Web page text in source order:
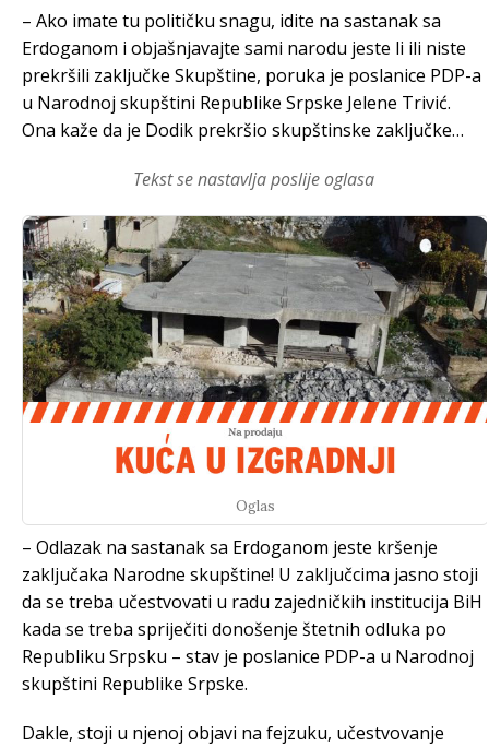
– Ako imate tu političku snagu, idite na sastanak sa
Erdoganom i objašnjavajte sami narodu jeste li ili niste
prekršili zaključke Skupštine, poruka je poslanice PDP-a
u Narodnoj skupštini Republike Srpske Jelene Trivić.
Ona kaže da je Dodik prekršio skupštinske zaključke…
Tekst se nastavlja poslije oglasa
Oglas
– Odlazak na sastanak sa Erdoganom jeste kršenje
zaključaka Narodne skupštine! U zaključcima jasno stoji
da se treba učestvovati u radu zajedničkih institucija BiH
kada se treba spriječiti donošenje štetnih odluka po
Republiku Srpsku – stav je poslanice PDP-a u Narodnoj
skupštini Republike Srpske.
Dakle, stoji u njenoj objavi na fejzuku, učestvovanje